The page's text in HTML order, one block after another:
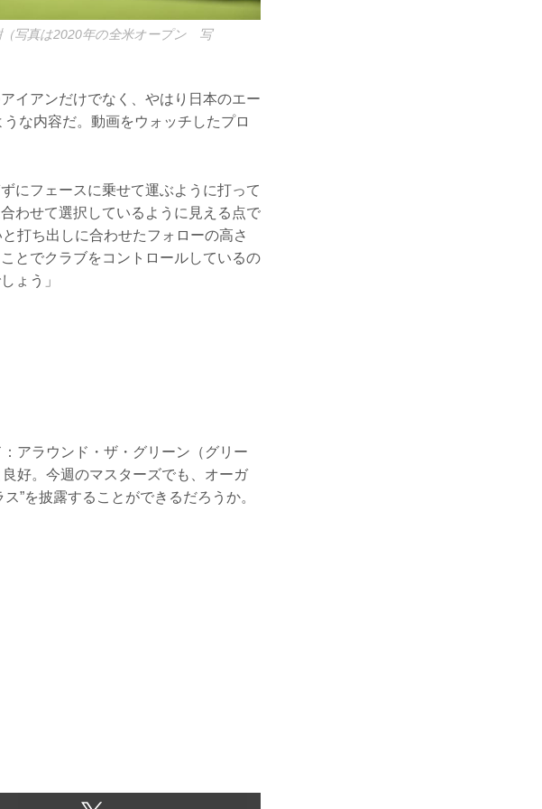
写真は2020年の全米オープン 写
イアンだけでなく、やはり日本のエー
な内容だ。動画をウォッチしたプロ
にフェースに乗せて運ぶように打って
わせて選択しているように見える点で
打ち出しに合わせたフォローの高さ
とでクラブをコントロールしているの
ょう」
アラウンド・ザ・グリーン（グリー
好。今週のマスターズでも、オーガ
”を披露することができるだろうか。